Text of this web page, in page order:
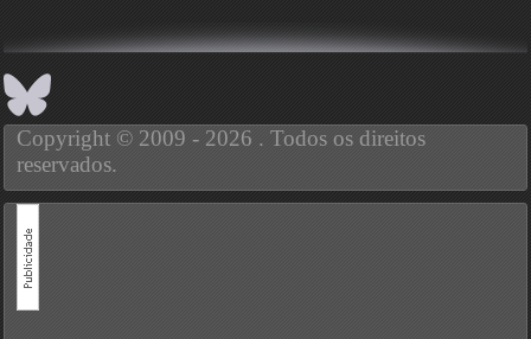
Copyright © 2009 - 2026 . Todos os direitos
reservados.